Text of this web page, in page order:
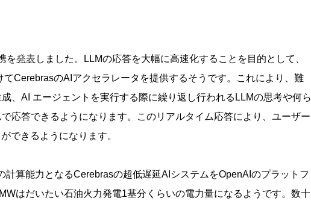
を発表 しました。LLMの応答を大幅に高速化することを目的として、
CerebrasのAIアクセラレータを提供するそうです。これにより、難
、AI エージェントを実行する際に繰り返し行われるLLMの思考や何ら
応答できるようになります。このリアルタイム応答により、ユーザー
できるようになります。
計算能力となるCerebrasの超低遅延AIシステムをOpenAIのプラットフ
はだいたい石油火力発電1基分くらいの電力量になるようです。数十